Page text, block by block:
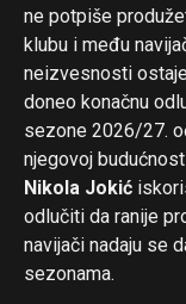
ne potpiše
klubu i među
neizvesnosti
doneo konačnu
sezone 2026/27.
njegovoj
Nikola Jokić
odlučiti da ranije
navijači nadaju se
sezonama.